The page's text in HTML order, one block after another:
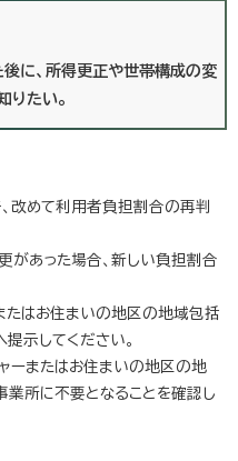
に、所得更正や世帯構成の変
りたい。
改めて利用者負担割合の再判
があった場合、新しい負担割合
たはお住まいの地区の地域包括
示してください。
ーまたはお住まいの地区の地
業所に不要となることを確認し